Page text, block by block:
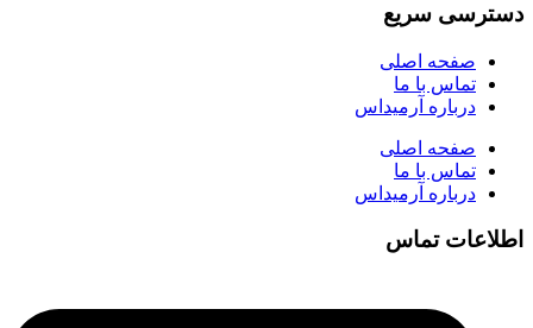
دسترسی سریع
صفحه اصلی
تماس با ما
درباره آرمیداس
صفحه اصلی
تماس با ما
درباره آرمیداس
اطلاعات تماس